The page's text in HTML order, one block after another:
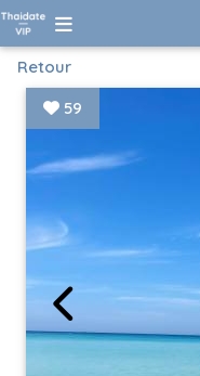
Retour
59